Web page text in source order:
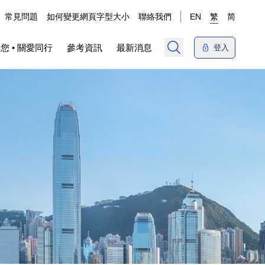
常見問題 如何變更網頁字型大小 聯絡我們 EN 繁 简
• 關愛同行 參考資訊 最新消息 登入